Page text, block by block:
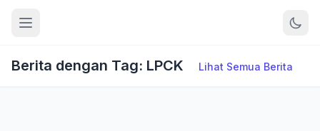
Berita dengan Tag: LPCK Lihat Semua Berita